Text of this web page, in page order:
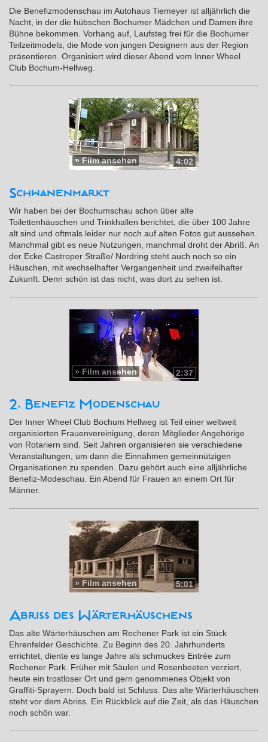
Die Benefizmodenschau im Autohaus Tiemeyer ist alljährlich die
Nacht, in der die hübschen Bochumer Mädchen und Damen ihre
Bühne bekommen. Vorhang auf, Laufsteg frei für die Bochumer
Teilzeitmodels, die Mode von jungen Designern aus der Region
präsentieren. Organisiert wird dieser Abend vom Inner Wheel
Club Bochum-Hellweg.
4:02
»Film ansehen
Schwanenmarkt
Wir haben bei der Bochumschau schon über alte
Toilettenhäuschen und Trinkhallen berichtet, die über 100 Jahre
alt sind und oftmals leider nur noch auf alten Fotos gut aussehen.
Manchmal gibt es neue Nutzungen, manchmal droht der Abriß. An
der Ecke Castroper Straße/ Nordring steht auch noch so ein
Häuschen, mit wechselhafter Vergangenheit und zweifelhafter
Zukunft. Denn schön ist das nicht, was dort zu sehen ist.
2:37
» Film ansehen
2. Benefiz Modenschau
Der Inner Wheel Club Bochum Hellweg ist Teil einer weltweit
organisierten Frauenvereinigung, deren Mitglieder Angehörige
von Rotariern sind. Seit Jahren organisieren sie verschiedene
Veranstaltungen, um dann die Einnahmen gemeinnützigen
Organisationen zu spenden. Dazu gehört auch eine alljährliche
Benefiz-Modeschau. Ein Abend für Frauen an einem Ort für
Männer.
5:01
» Film ansehen
Abriss des Wärterhäuschens
Das alte Wärterhäuschen am Rechener Park ist ein Stück
Ehrenfelder Geschichte. Zu Beginn des 20. Jahrhunderts
errichtet, diente es lange Jahre als schmuckes En­t­rée zum
Rechener Park. Früher mit Säulen und Rosenbeeten verziert,
heute ein trostloser Ort und gern genommenes Objekt von
Graffiti-Sprayern. Doch bald ist Schluss. Das alte Wärterhäuschen
steht vor dem Abriss. Ein Rückblick auf die Zeit, als das Häuschen
noch schön war.